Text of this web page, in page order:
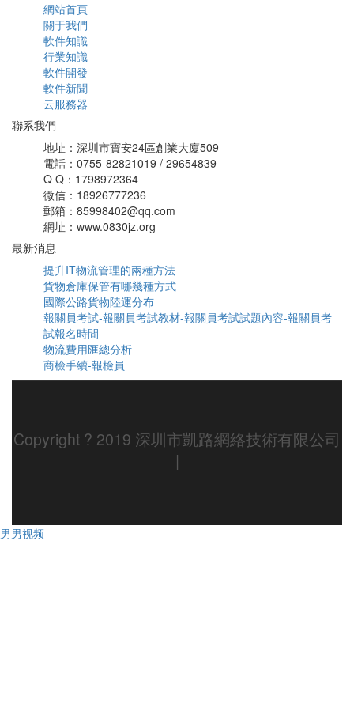
網站首頁
關于我們
軟件知識
行業知識
軟件開發
軟件新聞
云服務器
聯系我們
地址：深圳市寶安24區創業大廈509
電話：0755-82821019 / 29654839
Q Q：1798972364
微信：18926777236
郵箱：85998402@qq.com
網址：www.0830jz.org
最新消息
提升IT物流管理的兩種方法
貨物倉庫保管有哪幾種方式
國際公路貨物陸運分布
報關員考試-報關員考試教材-報關員考試試題內容-報關員考
試報名時間
物流費用匯總分析
商檢手續-報檢員
Copyright ? 2019 深圳市凱路網絡技術有限公司
|
男男视频